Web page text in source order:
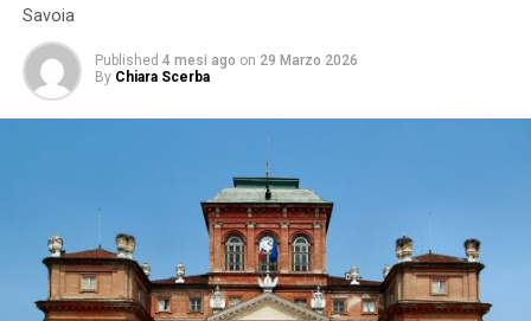
Savoia
Published 4 mesi ago on 29 Marzo 2026
By Chiara Scerba